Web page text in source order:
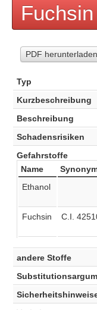
PDF herunterladen
Typ
Kurzbeschreibung
Beschreibung
Schadensrisiken
Gefahrstoffe
Name
Ethanol
Fuchsin C.I.
andere Stoffe